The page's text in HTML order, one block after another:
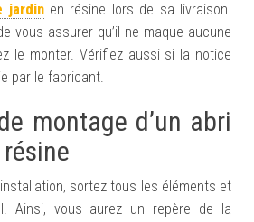
jardinen résine lors de sa livraison.
vous assurer qu’il ne maque aucune
le monter. Vérifiez aussi si la notice
par le fabricant.
montage d’un abri
sortez tous les éléments et
Ainsi, vous aurez un repère de la